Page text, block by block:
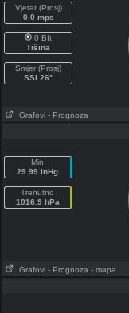
Vjetar (Prosj)
0.0 mps
0 Bft
Tišina
Smjer (Prosj)
SSI 26°
Grafovi - Prognoza
Min
29.99 inHg
Trenutno
1016.9 hPa
Grafovi - Prognoza - mapa